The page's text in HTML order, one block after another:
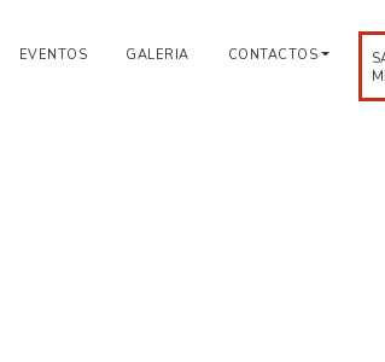
EVENTOS GALERIA CONTACTOS